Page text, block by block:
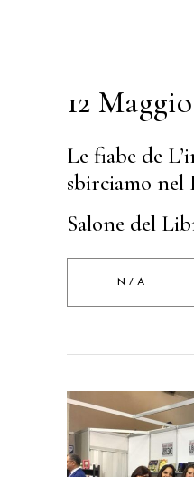
12 Maggio
Le fiabe de
sbirciamo
Salone del
N/A